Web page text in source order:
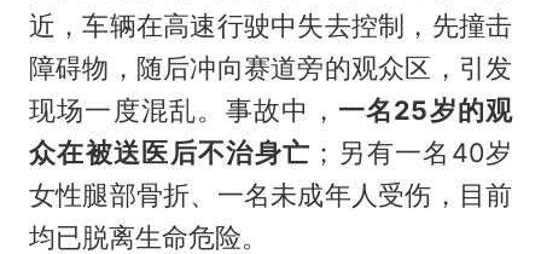
近，车辆在高速行驶中失去控制，先撞击
障碍物，随后冲向赛道旁的观众区，引发
现场一度混乱。事故中， 一名25岁的观
众在被送医后不治身亡 ；另有一名40岁
女性腿部骨折、一名未成年人受伤，目前
均已脱离生命危险。